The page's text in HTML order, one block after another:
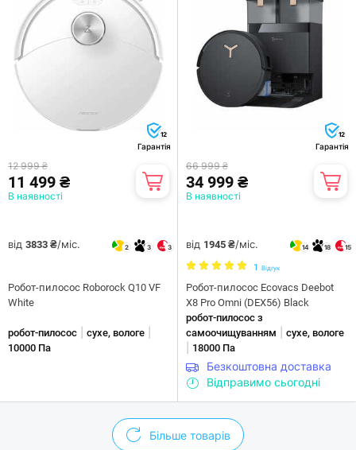
12
Гарантія
12 999 ₴
11 499 ₴
В наявності
від 3833 ₴/міс. 2 3 3
Робот-пилосос Roborock Q10 VF
White
робот-пилосос сухе, вологе
10000 Па
12
Гарантія
66 999 ₴
34 999 ₴
В наявності
від 1945 ₴/міс. 14 18 15
1 Відгук
Робот-пилосос Ecovacs Deebot
X8 Pro Omni (DEX56) Black
робот-пилосос з
самоочищуванням
сухе, вологе
18000 Па
Безкоштовна доставка
Відправимо сьогодні
Більше товарів